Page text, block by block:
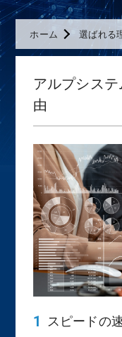
ホーム 選ばれる
アルプシス
由
スピードの